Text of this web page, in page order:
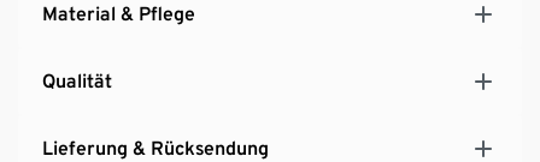
Material & Pflege
Qualität
Lieferung & Rücksendung